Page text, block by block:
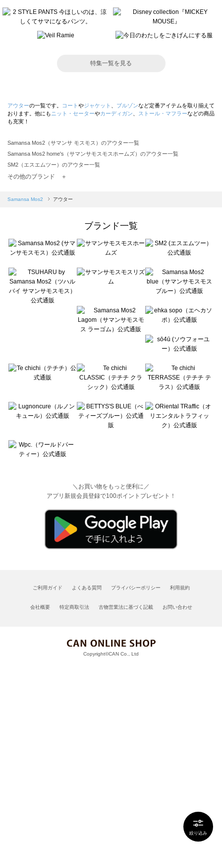
絞り込み
特集一覧を見る
アウターの一覧です。 コート やジャケット ブルゾンなど定番アイテムを取り揃えて
おります。他にも ニット・セーターやカーディガン ストール・マフラーなどの商品
も充実！
Samansa Mos2（サマンサ モスモス）のアウター一覧
Samansa Mos2 home's（サマンサモスモスホームズ）のアウター一覧
SM2（エスエムツー）のアウター一覧
TSUHARU by Samansa Mos2（ツハルバイサマンサモスモス）のアウター一覧
Samansa Mos2 blue（サマンサモスモス ブルー）のアウター一覧
sō4ū（ソウフォーユー）のアウター一覧
Te chichi（テチチ）のアウター一覧
Te chichi CLASSIC（テチチ クラシック）のアウター一覧
Lugnoncure（ルノンキュール）のアウター一覧
BETTY'S BLUE（べティーズブルー）のアウター一覧
Wpc.（ワールドパーティー）のアウター一覧
その他のブランド ＋
Samansa Mos2 アウター
ブランド一覧
＼お買い物をもっと便利に／
アプリ新規会員登録で100ポイントプレゼント！
ご利用ガイド よくある質問 プライバシーポリシー 利用規約
会社概要 特定商取引法 古物営業法に基づく記載 お問い合わせ
Copyright©CAN Co., Ltd